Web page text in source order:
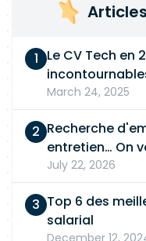
Le CV Tech en
March 24, 2025
Recherche
entretien… On
July 22, 2026
Top 6 des
salarial
December 12,